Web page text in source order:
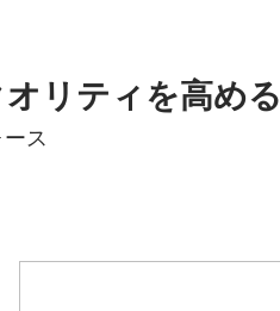
リティを高める
ス